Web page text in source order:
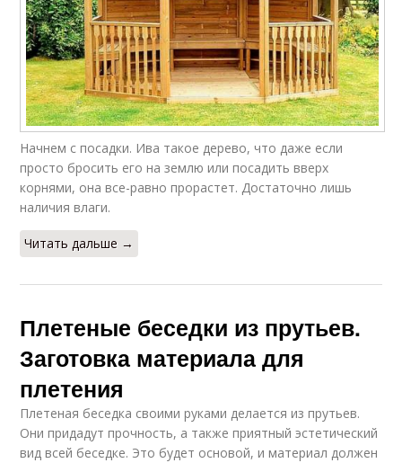
Начнем с посадки. Ива такое дерево, что даже если
просто бросить его на землю или посадить вверх
корнями, она все-равно прорастет. Достаточно лишь
наличия влаги.
Читать дальше →
Плетеные беседки из прутьев.
Заготовка материала для
плетения
Плетеная беседка своими руками делается из прутьев.
Они придадут прочность, а также приятный эстетический
вид всей беседке. Это будет основой, и материал должен